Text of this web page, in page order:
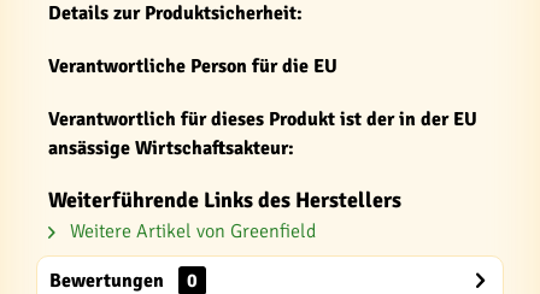
Details zur Produktsicherheit:
Verantwortliche Person für die EU
Verantwortlich für dieses Produkt ist der in der EU
ansässige Wirtschaftsakteur:
Weiterführende Links des Herstellers
Weitere Artikel von Greenfield
Bewertungen
0